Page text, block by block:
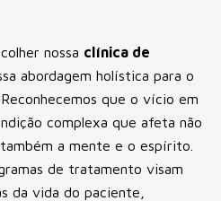
nossa clínica de
abordagem holística para o
que o vício em
complexa que afeta não
a mente e o espírito.
de tratamento visam
da vida do paciente,